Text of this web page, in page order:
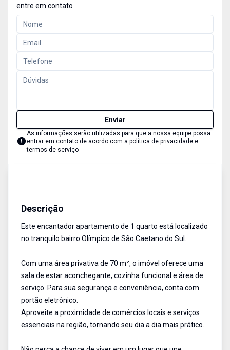
entre em contato
Enviar
As informações serão utilizadas para que a nossa equipe possa
entrar em contato de acordo com a política de privacidade e
termos de serviço
Descrição
Este encantador apartamento de 1 quarto está localizado
no tranquilo bairro Olímpico de São Caetano do Sul.
Com uma área privativa de 70 m², o imóvel oferece uma
sala de estar aconchegante, cozinha funcional e área de
serviço. Para sua segurança e conveniência, conta com
portão eletrônico.
Aproveite a proximidade de comércios locais e serviços
essenciais na região, tornando seu dia a dia mais prático.